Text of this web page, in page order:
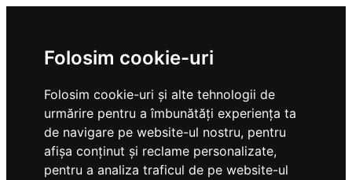
Folosim cookie-uri
Folosim cookie-uri și alte tehnologii de
urmărire pentru a îmbunătăți experiența ta
de navigare pe website-ul nostru, pentru
afișa conținut și reclame personalizate,
pentru a analiza traficul de pe website-ul